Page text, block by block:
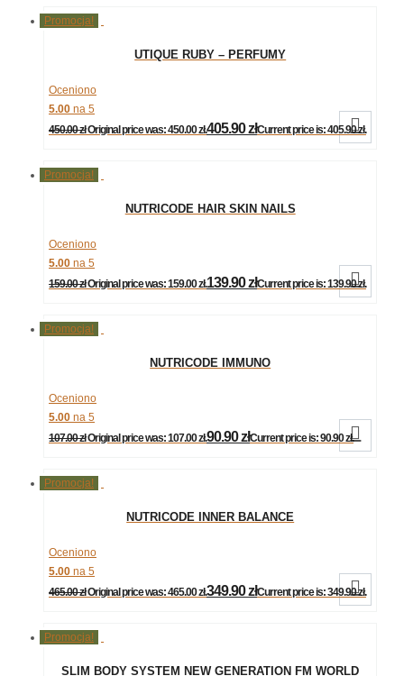
Promocja!
UTIQUE RUBY – PERFUMY
Oceniono
5.00 na 5
450.00zł Original price was: 450.00 zł.405.90złCurrent price is: 405.90 zł.

Promocja!
NUTRICODE HAIR SKIN NAILS
Oceniono
5.00 na 5
159.00zł Original price was: 159.00 zł.139.90złCurrent price is: 139.90 zł.

Promocja!
NUTRICODE IMMUNO
Oceniono
5.00 na 5
107.00zł Original price was: 107.00 zł.90.90złCurrent price is: 90.90 zł.
Promocja!
NUTRICODE INNER BALANCE
Oceniono
5.00 na 5
465.00złOriginal price was: 465.00 zł.349.90złCurrent price is: 349.90 zł.

Promocja!
SLIM BODY SYSTEM NEW GENERATION FM WORLD